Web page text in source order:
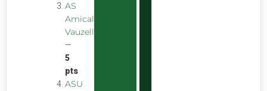
AS
Amicale
Vauzelles
—
5
pts
ASU